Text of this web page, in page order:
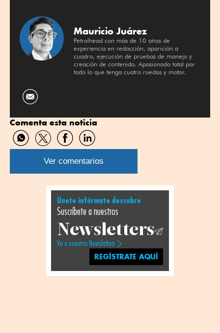
Mauricio Juárez
Petrolhead con más de 10 años de
experiencia en redacción, aparición a
cuadro, ejecución de pruebas de manejo y
creación de contenido. Apasionado total por
todo lo que tenga cuatro ruedas y motor.
Comenta esta noticia
Compartir
por
WhatsApp
Compartir
por
Twitter
Compartir
por
Facebook
Compartir
por
Linkedin
Ver comentarios
Únete infórmate descubre
Suscríbete a nuestros
Newsletters
Ve a nuestros Newsletters
REGÍSTRATE AQUÍ